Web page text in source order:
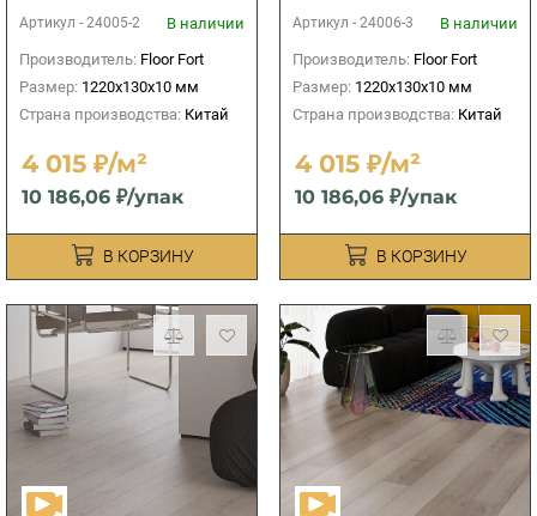
Артикул - 24005-2
В наличии
Производитель: Floor Fort
Размер: 1220х130х10 мм
Страна производства: Китай
4 015 ₽/м²
10 186,06 ₽/упак
В КОРЗИНУ
Артикул - 24006-3
В наличии
Производитель: Floor Fort
Размер: 1220х130х10 мм
Страна производства: Китай
4 015 ₽/м²
10 186,06 ₽/упак
В КОРЗИНУ